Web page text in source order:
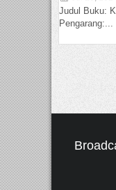
Judul Buku:
Pengarang:...